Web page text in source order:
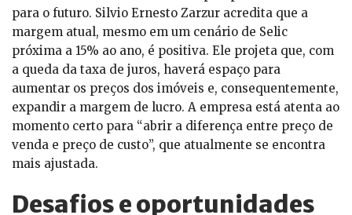
para o futuro. Silvio Ernesto Zarzur acredita que a
margem atual, mesmo em um cenário de Selic
próxima a 15% ao ano, é positiva. Ele projeta que, com
a queda da taxa de juros, haverá espaço para
aumentar os preços dos imóveis e, consequentemente,
expandir a margem de lucro. A empresa está atenta ao
momento certo para “abrir a diferença entre preço de
venda e preço de custo”, que atualmente se encontra
mais ajustada.
Desafios e oportunidades